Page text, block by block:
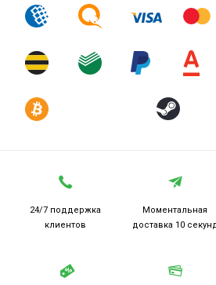
24/7 поддержка
клиентов
Моментальная
доставка 10 секунд